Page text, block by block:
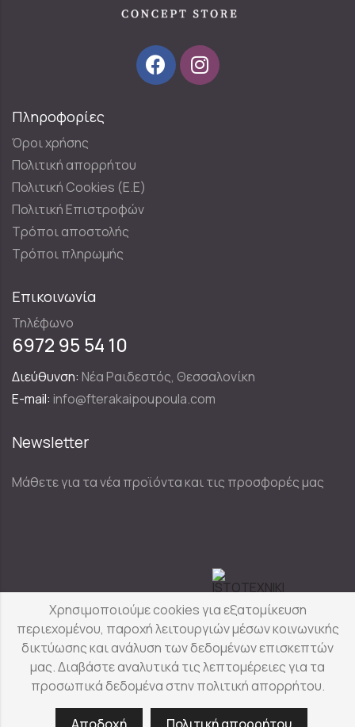
Πληροφορίες
Όροι χρήσης
Πολιτική απορρήτου
Πολιτική Cookies (E.E)
Πολιτική Επιστροφών
Τρόποι αποστολής
Τρόποι πληρωμής
Επικοινωνία
Τηλέφωνο
6972 95 54 10
Διεύθυνση: Νέα Ραιδεστός, Θεσσαλονίκη
E-mail: info@fterakaipoupoula.com
Newsletter
Μάθετε για τα νέα προϊόντα και τις προσφορές μας
Φτερά & Πούπουλα © Copyright 2025
Χρησιμοποιούμε cookies για εξατομίκευση
περιεχομένου, παροχή λειτουργιών μέσων κοινωνικής
δικτύωσης και ανάλυση των δεδομένων επισκεπτών
μας. Διαβάστε αναλυτικά τις λεπτομέρειες για τα
προσωπικά δεδομένα στην πολιτική απορρήτου.